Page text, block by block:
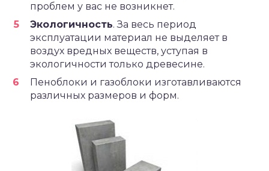
проблем у вас не возникнет.
Экологичность. За весь период
эксплуатации материал не выделяет в
воздух вредных веществ, уступая в
экологичности только древесине.
Пеноблоки и газоблоки изготавливаются
различных размеров и форм.